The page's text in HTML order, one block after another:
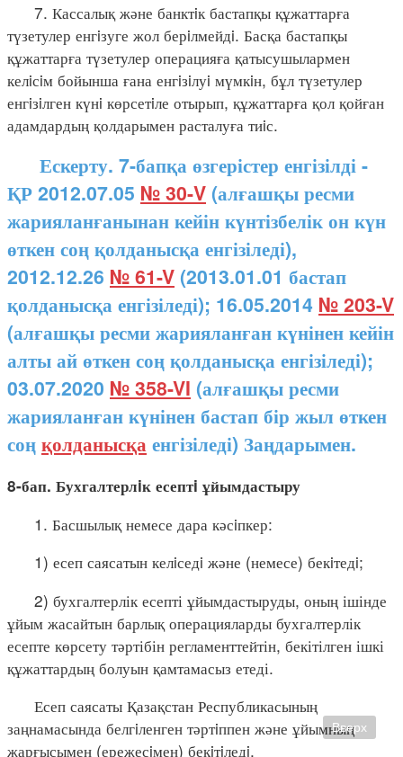
7. Кассалық және банктiк бастапқы құжаттарға
түзетулер енгiзуге жол берiлмейдi. Басқа бастапқы
құжаттарға түзетулер операцияға қатысушылармен
келiсiм бойынша ғана енгiзiлуi мүмкiн, бұл түзетулер
енгiзiлген күнi көрсетiле отырып, құжаттарға қол қойған
адамдардың қолдарымен расталуға тиiс.
Ескерту. 7-бапқа өзгерістер енгізілді -
ҚР 2012.07.05 № 30-V (алғашқы ресми
жарияланғанынан кейін күнтізбелік он күн
өткен соң қолданысқа енгізіледі),
2012.12.26 № 61-V (2013.01.01 бастап
қолданысқа енгізіледі); 16.05.2014 № 203-V
(алғашқы ресми жарияланған күнінен кейін
алты ай өткен соң қолданысқа енгізіледі);
03.07.2020 № 358-VI (алғашқы ресми
жарияланған күнінен бастап бір жыл өткен
соңқолданысқаенгізіледі) Заңдарымен.
8-бап. Бухгалтерлiк есептi ұйымдастыру
1. Басшылық немесе дара кәсiпкер:
1) есеп саясатын келiседi және (немесе) бекiтедi;
2) бухгалтерлік есепті ұйымдастыруды, оның ішінде
ұйым жасайтын барлық операцияларды бухгалтерлік
есепте көрсету тәртібін регламенттейтін, бекітілген ішкі
құжаттардың болуын қамтамасыз етеді.
Есеп саясаты Қазақстан Республикасының
заңнамасында белгiленген тәртiппен және ұйымның
жарғысымен (ережесiмен) бекiтiледi.
Вверх